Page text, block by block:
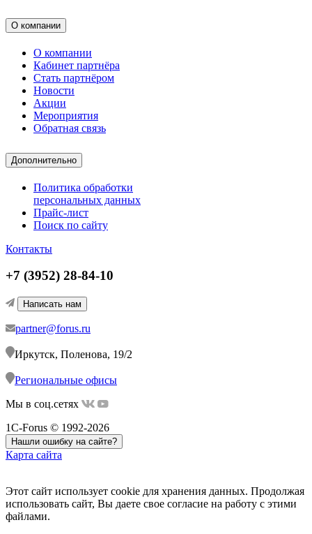
О компании
О компании
Кабинет партнёра
Стать партнёром
Новости
Акции
Мероприятия
Обратная связь
Дополнительно
Политика обработки
персональных данных
Прайс-лист
Поиск по сайту
Контакты
+7 (3952) 28-84-10
Написать нам
partner@forus.ru
Иркутск, Поленова, 19/2
Региональные офисы
Мы в соц.сетях
1C-Forus © 1992-2026
Нашли ошибку на сайте?
Карта сайта
Этот сайт использует cookie для хранения данных. Продолжая
использовать сайт, Вы даете свое согласие на работу с этими
файлами.